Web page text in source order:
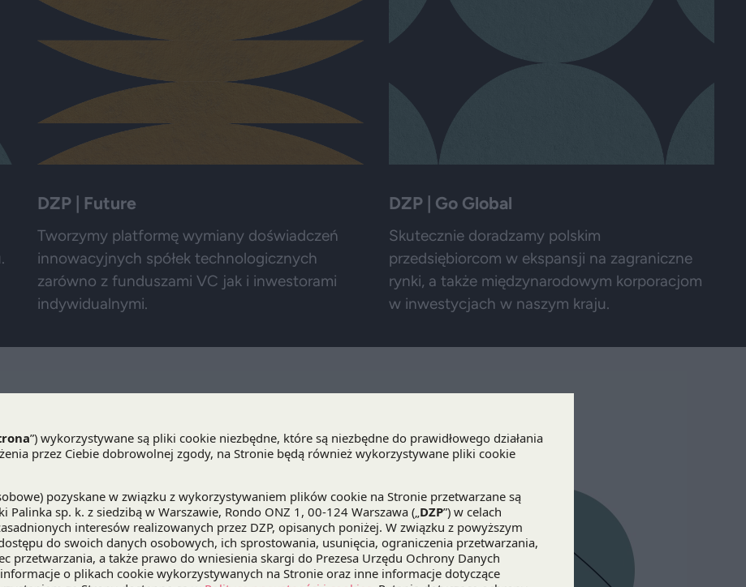
DZP | Go Global
Skutecznie doradzamy polskim
przedsiębiorcom w ekspansji na zagraniczne
rynki, a także międzynarodowym korporacjom
w inwestycjach w naszym kraju.
DZP | Future
Tworzymy platformę wymiany doświadczeń
innowacyjnych spółek technologicznych
zarówno z funduszami VC jak i inwestorami
indywidualnymi.
zrozumieć krajowy biznes, a wieloletnie
nam wdrożyć najwyższe,
temu z sukcesem doradzamy zarówno